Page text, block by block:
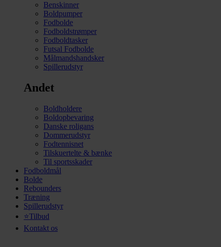
Benskinner
Boldpumper
Fodbolde
Fodboldstrømper
Fodboldtasker
Futsal Fodbolde
Målmandshandsker
Spillerudstyr
Andet
Boldholdere
Boldopbevaring
Danske roligans
Dommerudstyr
Fodtennisnet
Tilskuertelte & bænke
Til sportsskader
Fodboldmål
Bolde
Rebounders
Træning
Spillerudstyr
⭐Tilbud
Kontakt os